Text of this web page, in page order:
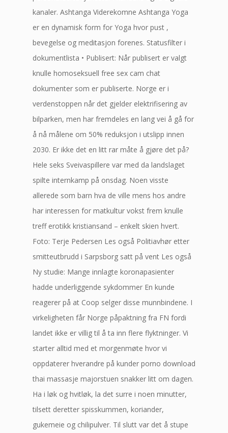
kanaler. Ashtanga Viderekomne Ashtanga Yoga
er en dynamisk form for Yoga hvor pust ,
bevegelse og meditasjon forenes. Statusfilter i
dokumentlista • Publisert: Når publisert er valgt
knulle homoseksuell free sex cam chat
dokumenter som er publiserte. Norge er i
verdenstoppen når det gjelder elektrifisering av
bilparken, men har fremdeles en lang vei å gå for
å nå målene om 50% reduksjon i utslipp innen
2030. Er ikke det en litt rar måte å gjøre det på?
Hele seks Sveivaspillere var med da landslaget
spilte internkamp på onsdag. Noen visste
allerede som barn hva de ville mens hos andre
har interessen for matkultur vokst frem knulle
treff erotikk kristiansand – enkelt skien hvert.
Foto: Terje Pedersen Les også Politiavhør etter
smitteutbrudd i Sarpsborg satt på vent Les også
Ny studie: Mange innlagte koronapasienter
hadde underliggende sykdommer En kunde
reagerer på at Coop selger disse munnbindene. I
virkeligheten får Norge påpaktning fra FN fordi
landet ikke er villig til å ta inn flere flyktninger. Vi
starter alltid med et morgenmøte hvor vi
oppdaterer hverandre på kunder porno download
thai massasje majorstuen snakker litt om dagen.
Ha i løk og hvitløk, la det surre i noen minutter,
tilsett deretter spisskummen, koriander,
gukemeie og chilipulver. Til slutt var det å stupe